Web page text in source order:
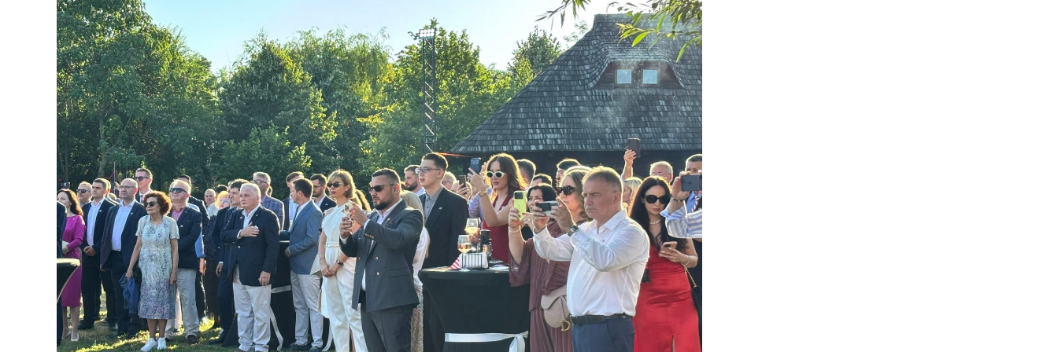
Programul începe cu un modul intensiv desfășurat la București, urmat de opt luni de
implementare și mentorat. Participanții aplică metodologia direct în propria organizație, își
evaluează procesele, identifică punctele forte și ariile de îmbunătățire și construiesc un plan
concret de creștere a performanței.
Programul se adresează directorilor generali, antreprenorilor și managerilor cu
responsabilitate directă asupra performanței organizației și este deschis companiilor
private, universităților, instituțiilor medicale și organizațiilor din administrația publică.
Modulul intensiv este susținut de Dr. Steven Hoisington, specialist cu aproape 40 de ani de
experiență în managementul calității și îmbunătățirea performanței organizaționale, fost
executiv IBM și Flowserve și evaluator Baldrige, care va lucra în România cu participanții
programului.
„Evaluarea ajută organizațiile să își identifice ariile de îmbunătățire și să valorifice mai bine
punctele forte pe care le au deja. Pentru organizațiile din România, acest proces poate însemna
performanță operațională mai bună, productivitate și competitivitate crescute. Îmi doresc ca